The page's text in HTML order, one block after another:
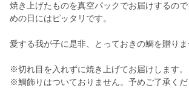
焼き上げたものを真空パックでお届けするの
めの日にはピッタリです。
愛する我が子に是非、とっておきの鯛を贈りま
※切れ目を入れずに焼き上げてお届けします。
※鯛飾りはついておりません。予めご了承くだ